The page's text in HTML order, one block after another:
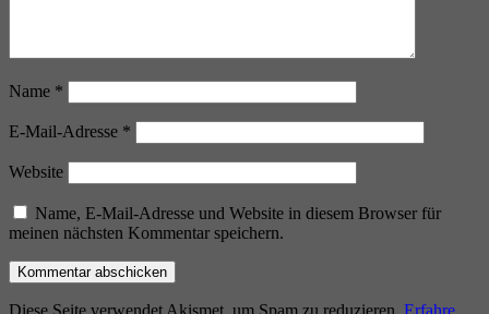
Name *
E-Mail-Adresse *
Website
Name, E-Mail-Adresse und Website in diesem Browser für
meinen nächsten Kommentar speichern.